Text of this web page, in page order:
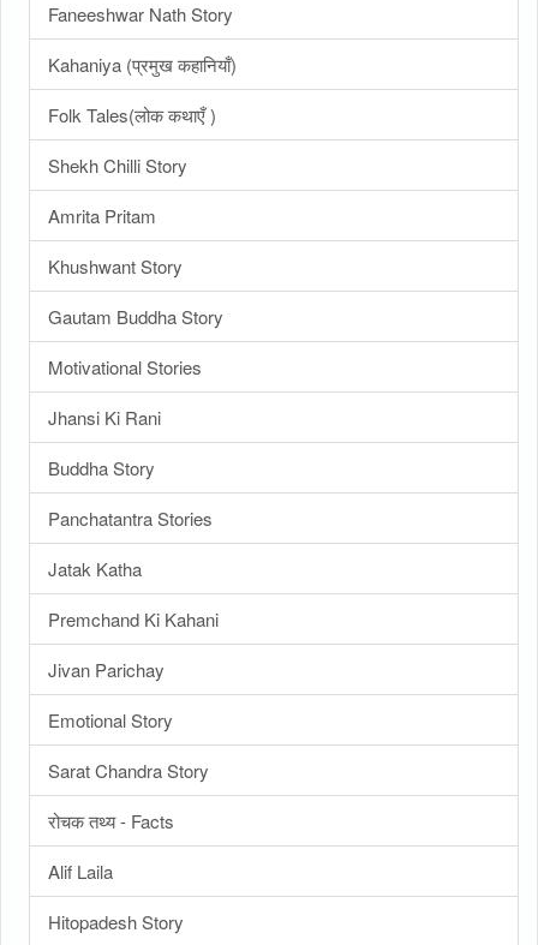
Faneeshwar Nath Story
Kahaniya (प्रमुख कहानियाँ)
Folk Tales(लोक कथाएँ )
Shekh Chilli Story
Amrita Pritam
Khushwant Story
Gautam Buddha Story
Motivational Stories
Jhansi Ki Rani
Buddha Story
Panchatantra Stories
Jatak Katha
Premchand Ki Kahani
Jivan Parichay
Emotional Story
Sarat Chandra Story
रोचक तथ्य - Facts
Alif Laila
Hitopadesh Story